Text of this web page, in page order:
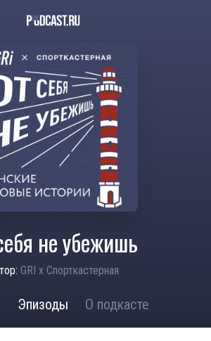
не убежишь
GRI х Спорткастерная
Эпизоды О подкасте